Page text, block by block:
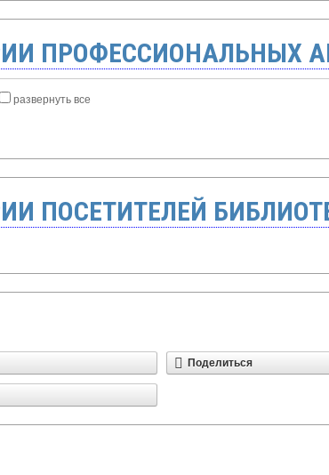
ПРОФЕССИОНАЛЬНЫХ
развернуть все
ПОСЕТИТЕЛЕЙ
Поделиться